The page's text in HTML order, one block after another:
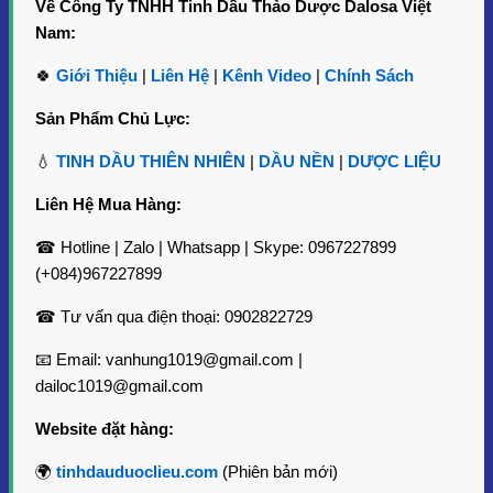
Vỏ Chai Thuỷ Tinh 500ml Giải Pháp Lý Tưởng Cho
Đóng Gói Sản Phẩm
Chiều cao: 178mm
Màu: Nâu hổ phách
Vỏ chai thủy tinh 500ml với thiết kế đơn giản nhưng đầy tinh
tế này không chỉ tạo ấn tượng mạnh mẽ mà còn bảo vệ sản
phẩm bên trong khỏi tác động từ môi trường bên ngoài, đặc
Về Công Ty TNHH Tinh Dầu Thảo Dược Dalosa Việt
Nam:
Giới Thiệu | Liên Hệ | Kênh Video | Chính Sách
Sản Phẩm Chủ Lực:
TINH DẦU THIÊN NHIÊN | DẦU NỀN | DƯỢC LIỆU
Liên Hệ Mua Hàng:
☎ Hotline | Zalo | Whatsapp | Skype: 0967227899
(+084)967227899
☎ Tư vấn qua điện thoại: 0902822729
📧 Email: vanhung1019@gmail.com |
dailoc1019@gmail.com
Website đặt hàng:
tinhdauduoclieu.com (Phiên bản mới)